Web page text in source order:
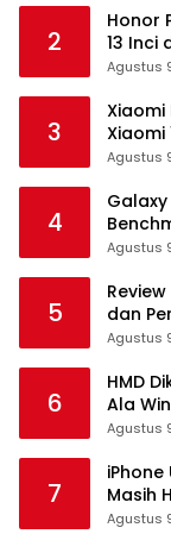
2
Honor
13 Inci
Agustus
3
Xiaomi
Xiaomi
Agustus
4
Galaxy
Agustus
5
dan
Agustus
6
HMD
Ala
Agustus
7
Masih
Agustus